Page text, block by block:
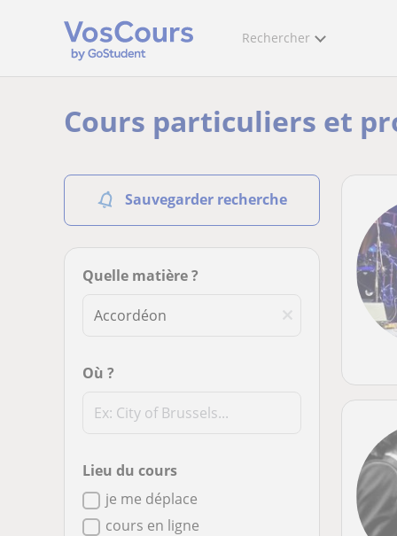
Rechercher
Cours particuliers et
Sauvegarder recherche
Quelle matière ?
Où ?
Lieu du cours
je me déplace
cours en ligne